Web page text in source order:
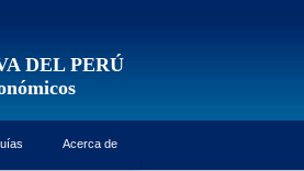
DEL PERÚ
Acerca de